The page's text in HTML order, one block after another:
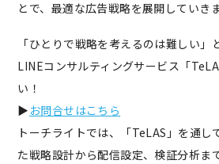
とで、最適な広告戦略を展開していき
「ひとりで戦略を考えるのは難しい」
LINEコンサルティングサービス「
い！
▶︎ お問合せはこちら
トーチライトでは、「TeLAS」を通し
た戦略設計から配信設定、検証分析ま